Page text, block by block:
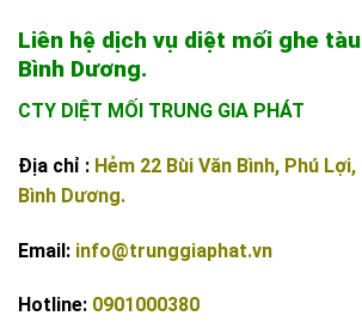
Liên hệ dịch vụ diệt mối ghe
Bình Dương.
CTY DIỆT MỐI TRUNG GIA PHÁT
Địa chỉ : Hẻm 22 Bùi Văn Bình, Phú
Bình Dương.
Email: info@trunggiaphat.vn
Hotline: 0901000380